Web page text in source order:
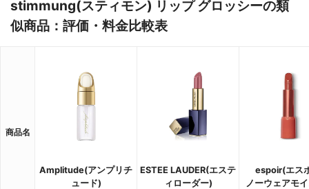
stimmung(スティモン) リップ グロッシーの類
似商品：評価・料金比較表
商品名
Amplitude(アンプリチ
ュード)
ESTEE LAUDER(エステ
ィローダー)
espoir(エス
ノーウェアモ